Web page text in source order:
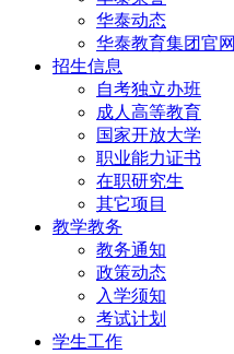
华泰动态
华泰教育集团官网
招生信息
自考独立办班
成人高等教育
国家开放大学
职业能力证书
在职研究生
其它项目
教学教务
教务通知
政策动态
入学须知
考试计划
学生工作